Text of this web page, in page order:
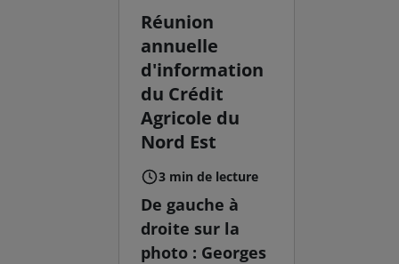
Réunion
annuelle
d'information
du Crédit
Agricole du
Nord Est
3 min de lecture
De gauche à
droite sur la
photo : Georges